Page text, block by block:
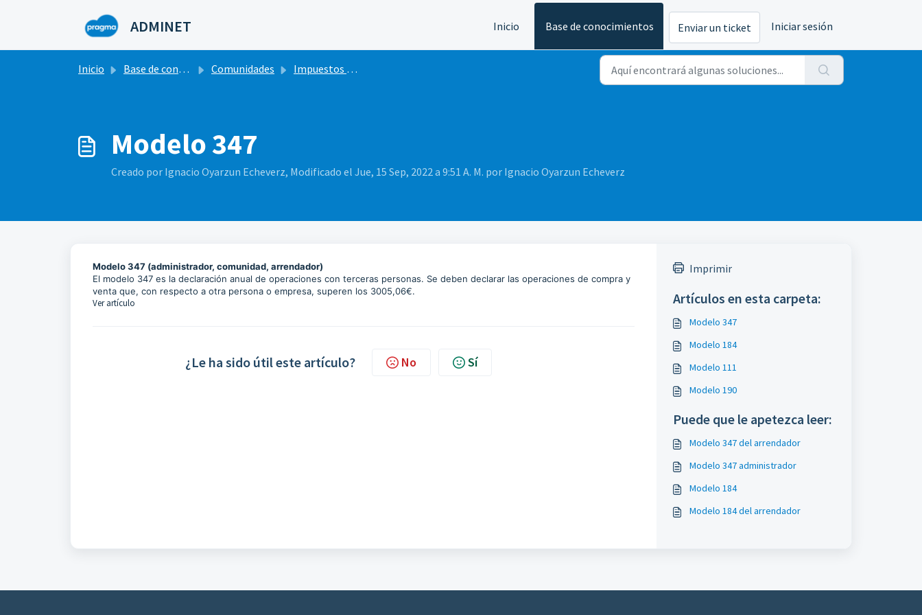
ADMINET Inicio Base de conocimientos Enviar un ticket Iniciar sesión
Inicio Base de conocimientos Comunidades Impuestos de la comunidad
Modelo 347
Creado por Ignacio Oyarzun Echeverz, Modificado el Jue, 15 Sep, 2022 a 9:51 A. M. por Ignacio Oyarzun Echeverz
Modelo 347 (administrador, comunidad, arrendador)
El modelo 347 es la declaración anual de operaciones con terceras personas. Se deben declarar las operaciones de compra y
venta que, con respecto a otra persona o empresa, superen los 3005,06€.
Ver artículo
¿Le ha sido útil este artículo? No Sí
Imprimir
Artículos en esta carpeta:
Modelo 347
Modelo 184
Modelo 111
Modelo 190
Puede que le apetezca leer:
Modelo 347 del arrendador
Modelo 347 administrador
Modelo 184
Modelo 184 del arrendador